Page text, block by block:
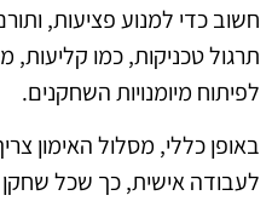
חשוב כדי למנוע פציעות,
תרגול טכניקות, כמו קליעות,
לפיתוח מיומנויות השחקנים.
באופן כללי, מסלול האימון
לעבודה אישית, כך שכל שחקן